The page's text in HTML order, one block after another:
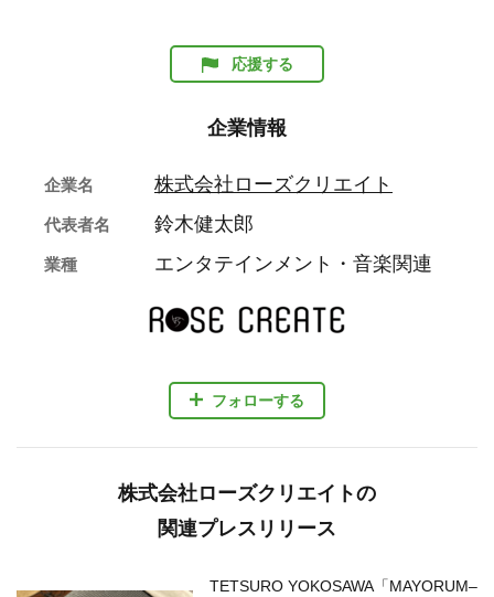
応援する
企業情報
フォローする
企業名 株式会社ローズクリエイト
代表者名 鈴木健太郎
業種 エンタテインメント・音楽関連
株式会社ローズクリエイトの
関連プレスリリース
TETSURO YOKOSAWA「MAYORUM–